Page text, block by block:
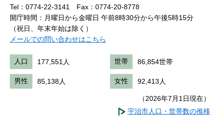
Tel：0774-22-3141
Fax：0774-20-8778
開庁時間：月曜日から金曜日 午前8時30分から午後5時15分
（祝日、年末年始は除く）
メールでの問い合わせはこちら
人口 177,551人 世帯 86,854世帯
男性 85,138人 女性 92,413人
（2026年7月1日現在）
宇治市人口・世帯数の推移